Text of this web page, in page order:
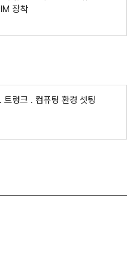
장착
트렁크 . 컴퓨팅 환경 셋팅